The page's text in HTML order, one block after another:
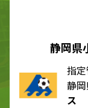
静岡県
指
静
ス